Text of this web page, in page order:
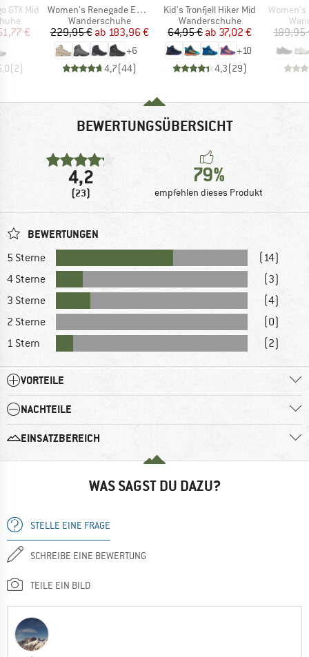
GTX Mid
Preis
€
(2)
Artikel
Women's Renegade Evo GTX Mid
Produktgruppe
Wanderschuhe
Preis
229,95 € reduzierter Preis
ab 183,96 €
+6
4,7(44)
Artikel
Kid's Tronfjell Hiker Mid
Produktgruppe
Wanderschuhe
Preis
64,95 € reduzierter Preis
ab 37,02 €
+10
4,3(29)
Artikel
Women's
189,95
BEWERTUNGSÜBERSICHT
4,2
(23)
79%
empfehlen dieses Produkt
BEWERTUNGEN
5 Sterne
(14)
4 Sterne
(3)
3 Sterne
(4)
2 Sterne
(0)
1 Stern
(2)
VORTEILE
NACHTEILE
EINSATZBEREICH
WAS SAGST DU DAZU?
STELLE EINE FRAGE
SCHREIBE EINE BEWERTUNG
TEILE EIN BILD